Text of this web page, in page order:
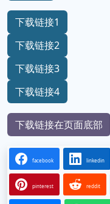
下载链接1
下载链接2
下载链接3
下载链接4
下载链接在页面底部
facebook linkedin
pinterest reddit